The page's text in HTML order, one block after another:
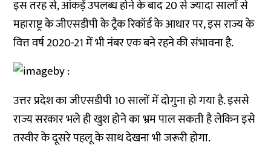
इस तरह से, आंकड़ें उपलब्ध होने के बाद 20 से ज्यादा सालों से
महाराष्ट्र के जीएसडीपी के ट्रैक रिकॉर्ड के आधार पर, इस राज्य के
वित्त वर्ष 2020-21 में भी नंबर एक बने रहने की संभावना है.
उत्तर प्रदेश का जीएसडीपी 10 सालों में दोगुना हो गया है. इससे
राज्य सरकार भले ही खुश होने का भ्रम पाल सकती है लेकिन इसे
तस्वीर के दूसरे पहलू के साथ देखना भी जरूरी होगा.